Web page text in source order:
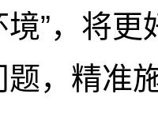
境”，将
题，精准